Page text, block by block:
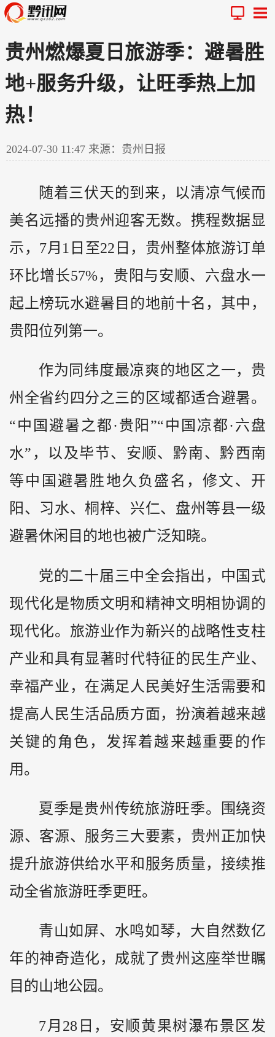
贵州燃爆夏日旅游季：避暑胜
地+服务升级，让旺季热上加
热！
2024-07-30 11:47 来源：贵州日报
随着三伏天的到来，以清凉气候而
美名远播的贵州 迎客无数。携程数据显
示，7月1日至22日，贵州整体旅游订单
环比增长57%，贵阳与安顺、六盘水一
起上榜玩水避暑目的地前十名，其中，
贵阳位列第一。
作为同纬度最凉爽的地区之一，贵
州全省约四分之三的区域都适合避暑。
“中国避暑之都·贵阳”“中国凉都·六盘
水”，以及毕节、安顺、 黔南、黔西南
等中国避暑胜地久负盛名，修文、开
阳、习水、桐梓、兴仁、盘州等县一级
避暑休闲目的地也被广泛知晓。
党的二十届三中全会指出，中国式
现代化是物质文明和精神文明相协调的
现代化。旅游业作为新兴的战略性支柱
产业和具有显著时代特征的民生产业、
幸福产业，在满足人民美好生活需要和
提高人民生活品质方面，扮演着越来越
关键的角色，发挥着越来越重要的作
用。
夏季是贵州传统旅游旺季。围绕资
源、客源、服务三大要素，贵州正加快
提升旅游供给水平和服务质量，接续推
动全省旅游旺季更旺。
青山如屏、水鸣如琴，大自然数亿
年的神奇造化，成就了贵州这座举世瞩
目的山地公园。
7月28日，安顺黄果树瀑布景区发